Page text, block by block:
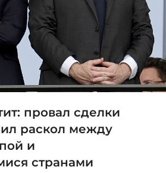
провал сделки
раскол между
и
странами